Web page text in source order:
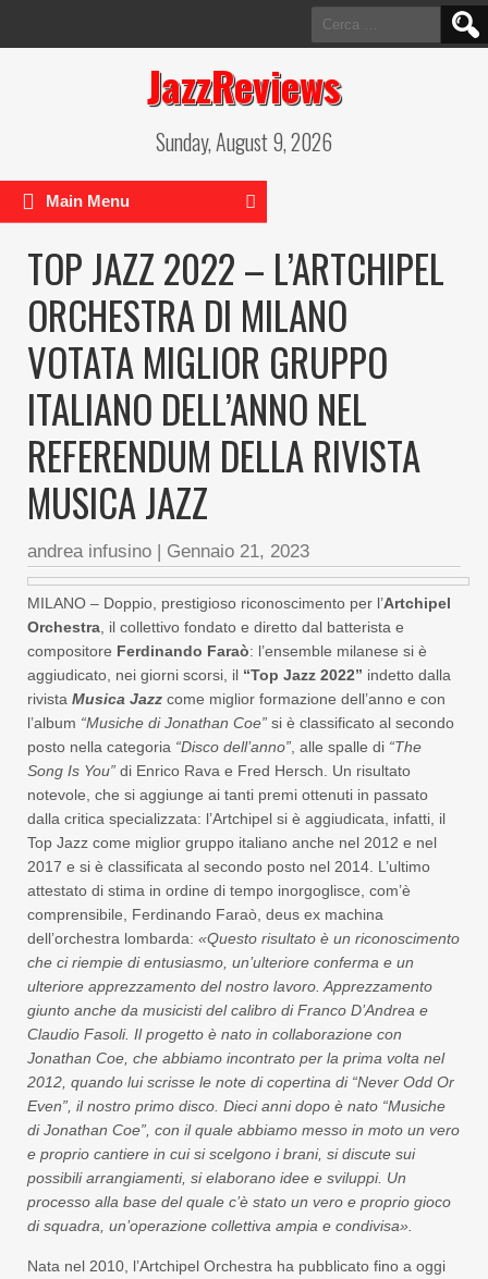
Ricerca
per:
JazzReviews
Sunday, August 9, 2026
Main Menu
TOP JAZZ 2022 – L’ARTCHIPEL
ORCHESTRA DI MILANO
VOTATA MIGLIOR GRUPPO
ITALIANO DELL’ANNO NEL
REFERENDUM DELLA RIVISTA
MUSICA JAZZ
andrea infusino | Gennaio 21, 2023
MILANO – Doppio, prestigioso riconoscimento per l’Artchipel
Orchestra , il collettivo fondato e diretto dal batterista e
compositore Ferdinando Faraò: l’ensemble milanese si è
aggiudicato, nei giorni scorsi, il “Top Jazz 2022” indetto dalla
rivista Musica Jazz come miglior formazione dell’anno e con
l’album “Musiche di Jonathan Coe” si è classificato al secondo
posto nella categoria “Disco dell’anno” , alle spalle di “The
Song Is You” di Enrico Rava e Fred Hersch. Un risultato
notevole, che si aggiunge ai tanti premi ottenuti in passato
dalla critica specializzata: l’Artchipel si è aggiudicata, infatti, il
Top Jazz come miglior gruppo italiano anche nel 2012 e nel
2017 e si è classificata al secondo posto nel 2014. L’ultimo
attestato di stima in ordine di tempo inorgoglisce, com’è
comprensibile, Ferdinando Faraò, deus ex machina
dell’orchestra lombarda: «Questo risultato è un riconoscimento
che ci riempie di entusiasmo, un’ulteriore conferma e un
ulteriore apprezzamento del nostro lavoro. Apprezzamento
giunto anche da musicisti del calibro di Franco D’Andrea e
Claudio Fasoli. Il progetto è nato in collaborazione con
Jonathan Coe, che abbiamo incontrato per la prima volta nel
2012, quando lui scrisse le note di copertina di “Never Odd Or
Even”, il nostro primo disco. Dieci anni dopo è nato “Musiche
di Jonathan Coe”, con il quale abbiamo messo in moto un vero
e proprio cantiere in cui si scelgono i brani, si discute sui
possibili arrangiamenti, si elaborano idee e sviluppi. Un
processo alla base del quale c’è stato un vero e proprio gioco
di squadra, un’operazione collettiva ampia e condivisa».
Nata nel 2010, l’Artchipel Orchestra ha pubblicato fino a oggi